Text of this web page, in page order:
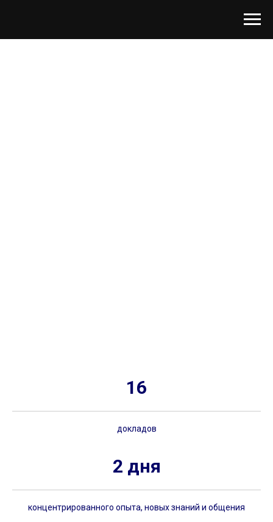
16
докладов
2 дня
концентрированного опыта, новых знаний и общения